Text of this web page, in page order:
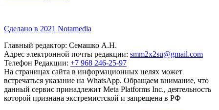
Сделано в 2021 Notamedia
Главный редактор: Семашко А.Н.
Адрес электронной почты редакции: smm2x2su@gmail.com
Телефон Редакции: +7 968 246-25-97
На страницах сайта в информационных целях может
встречаться указание на WhatsApp. Обращаем внимание, что
данный сервис принадлежит Meta Platforms Inc., деятельность
которой признана экстремистской и запрещена в РФ